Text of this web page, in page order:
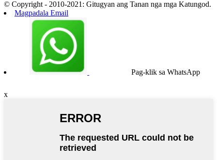
© Copyright - 2010-2021: Gitugyan ang Tanan nga mga Katungod.
Magpadala Email
Pag-klik sa WhatsApp
x